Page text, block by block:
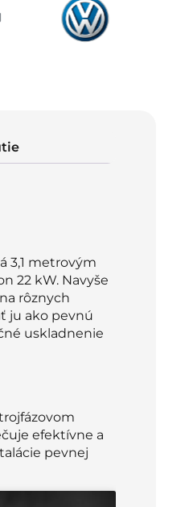
3,1 metrovým
22 kW. Navyše
rôznych
ju ako pevnú
uskladnenie
efektívne a
pevnej